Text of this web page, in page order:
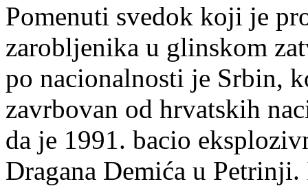
Pomenuti svedok koji je
zarobljenika u glinskom
po nacionalnosti je Srbin,
zavrbovan od hrvatskih
da je 1991. bacio
Dragana Demića u